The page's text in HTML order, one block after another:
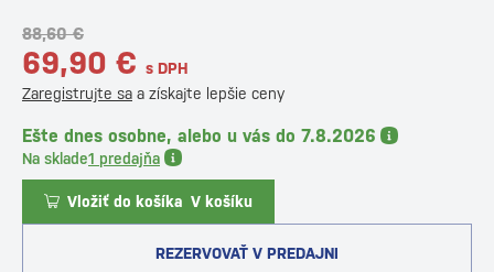
88,60 €
69,90 € s DPH
Zaregistrujte sa a získajte lepšie ceny
Ešte dnes osobne, alebo u vás do 7.8.2026
Na sklade1 predajňa
Vložiť do košíka V košíku
REZERVOVAŤ V PREDAJNI